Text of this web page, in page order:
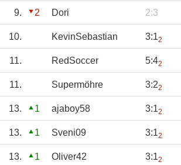
9. 2 Dori 2:3
10. KevinSebastian 3:12
11. RedSoccer 5:42
11. Supermöhre 3:22
13. 1 ajaboy58 3:12
13. 1 Sveni09 3:12
13. 1 Oliver42 3:12